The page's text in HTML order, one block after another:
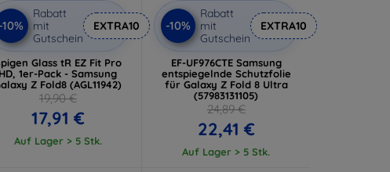
-10%
Rabatt
mit
Gutschein
EXTRA10
Glass tR EZ Fit Pro
HD, 1er-Pack - Samsung
Z Fold8 (AGL11942)
19,90 €
17,91 €
Auf Lager > 5 Stk.
-10%
Rabatt
mit
Gutschein
EXTRA10
EF-UF976CTE Samsung
entspiegelnde Schutzfolie
für Galaxy Z Fold 8 Ultra
(57983131105)
24,89 €
22,41 €
Auf Lager > 5 Stk.